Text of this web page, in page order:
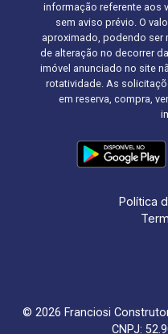
informação referente aos
sem aviso prévio. O
aproximado, podendo ser
de alteração no decorrer
imóvel anunciado no site
rotatividade. As
em reserva, compra,
Política
© 2026 Franciosi
CNPJ: